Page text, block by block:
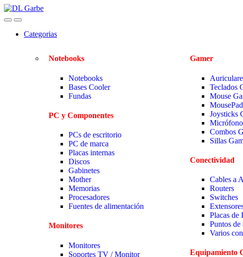
Categorias
Notebooks
Notebooks
Bases Cooler
Fundas
PC y Componentes
PCs de escritorio
PC de marca
Placas internas
Discos
Gabinetes
Mother
Memorias
Procesadores
Fuentes de alimentación
Monitores
Monitores
Soportes TV / Monitor
Gamer
Teclados
Mouse
Joysticks
Combos
Sillas
Conectividad
Cables a
Routers
Switches
Placas de
Puntos de
Varios
Equipamiento